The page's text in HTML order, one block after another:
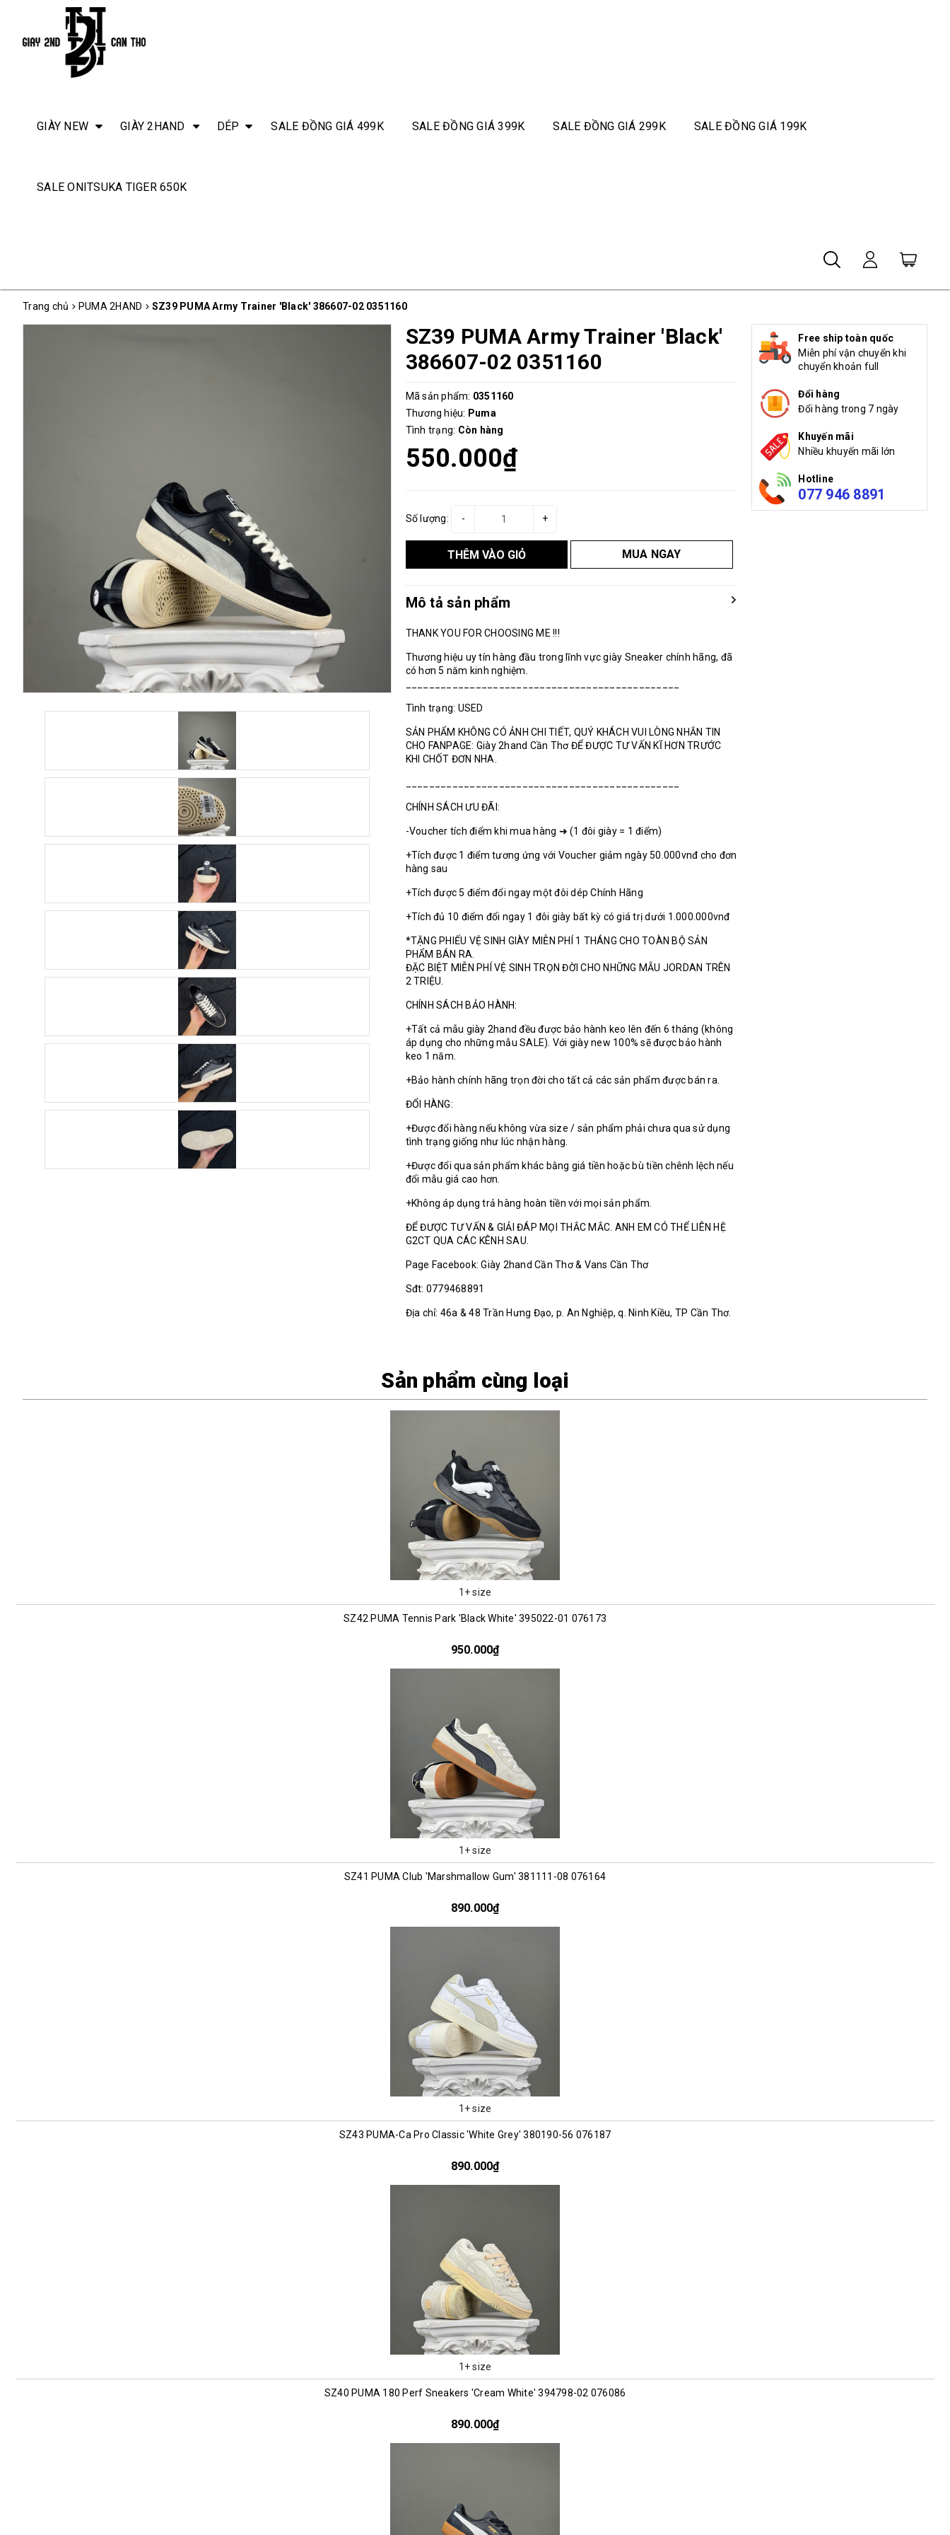
GIÀY NEW GIÀY 2HAND DÉP SALE ĐỒNG GIÁ 499K SALE ĐỒNG GIÁ 399K SALE ĐỒNG GIÁ 299K SALE ĐỒNG GIÁ 199K
SALE ONITSUKA TIGER 650K
Trang chủ PUMA 2HAND SZ39 PUMA Army Trainer 'Black' 386607-02 0351160
SZ39 PUMA Army Trainer 'Black'
386607-02 0351160
Mã sản phẩm: 0351160
Thương hiệu: Puma
Tình trạng: Còn hàng
550.000₫
Số lượng: +
-
THÊM VÀO GIỎ MUA NGAY
Mô tả sản phẩm
THANK YOU FOR CHOOSING ME !!!
Thương hiệu uy tín hàng đầu trong lĩnh vực giày Sneaker chính hãng, đã
có hơn 5 năm kinh nghiệm.
Tình trạng: USED
SẢN PHẨM KHÔNG CÓ ẢNH CHI TIẾT, QUÝ KHÁCH VUI LÒNG NHẮN TIN
CHO FANPAGE: Giày 2hand Cần Thơ ĐỂ ĐƯỢC TƯ VẤN KĨ HƠN TRƯỚC
KHI CHỐT ĐƠN NHA.
CHÍNH SÁCH ƯU ĐÃI:
-Voucher tích điểm khi mua hàng ➜ (1 đôi giày = 1 điểm)
+Tích được 1 điểm tương ứng với Voucher giảm ngày 50.000vnđ cho đơn
hàng sau
+Tích được 5 điểm đổi ngay một đôi dép Chính Hãng
+Tích đủ 10 điểm đổi ngay 1 đôi giày bất kỳ có giá trị dưới 1.000.000vnđ
*TẶNG PHIẾU VỆ SINH GIÀY MIỄN PHÍ 1 THÁNG CHO TOÀN BỘ SẢN
PHẨM BÁN RA.
ĐẶC BIỆT MIỄN PHÍ VỆ SINH TRỌN ĐỜI CHO NHỮNG MẪU JORDAN TRÊN
2 TRIỆU.
CHÍNH SÁCH BẢO HÀNH:
+Tất cả mẫu giày 2hand đều được bảo hành keo lên đến 6 tháng (không
áp dụng cho những mẫu SALE). Với giày new 100% sẽ được bảo hành
keo 1 năm.
+Bảo hành chính hãng trọn đời cho tất cả các sản phẩm được bán ra.
ĐỔI HÀNG:
+Được đổi hàng nếu không vừa size / sản phẩm phải chưa qua sử dụng
tình trạng giống như lúc nhận hàng.
+Được đổi qua sản phẩm khác bằng giá tiền hoặc bù tiền chênh lệch nếu
đổi mẫu giá cao hơn.
+Không áp dụng trả hàng hoàn tiền với mọi sản phẩm.
ĐỂ ĐƯỢC TƯ VẤN & GIẢI ĐÁP MỌI THẮC MẮC. ANH EM CÓ THỂ LIÊN HỆ
G2CT QUA CÁC KÊNH SAU.
Page Facebook: Giày 2hand Cần Thơ & Vans Cần Thơ
Sđt: 0779468891
Địa chỉ: 46a & 48 Trần Hưng Đạo, p. An Nghiệp, q. Ninh Kiều, TP Cần Thơ.
Free ship toàn quốc
Miễn phí vận chuyển khi
chuyển khoản full
Đổi hàng
Đổi hàng trong 7 ngày
Khuyến mãi
Nhiều khuyến mãi lớn
Hotline
077 946 8891
Sản phẩm cùng loại
1+ size
SZ42 PUMA Tennis Park 'Black White' 395022-01 076173
950.000₫
1+ size
SZ41 PUMA Club 'Marshmallow Gum' 381111-08 076164
890.000₫
1+ size
SZ43 PUMA-Ca Pro Classic 'White Grey' 380190-56 076187
890.000₫
1+ size
SZ40 PUMA 180 Perf Sneakers 'Cream White' 394798-02 076086
890.000₫